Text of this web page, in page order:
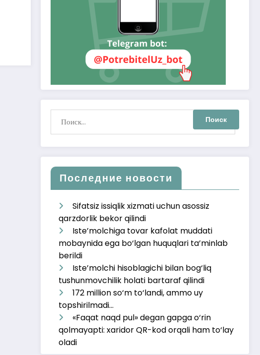
Последние новости
Sifatsiz issiqlik xizmati uchun asossiz
qarzdorlik bekor qilindi
Iste’molchiga tovar kafolat muddati
mobaynida ega bo‘lgan huquqlari ta’minlab
berildi
Iste’molchi hisoblagichi bilan bog‘liq
tushunmovchilik holati bartaraf qilindi
172 million so‘m to‘landi, ammo uy
topshirilmadi…
«Faqat naqd pul» degan gapga o‘rin
qolmayapti: xaridor QR-kod orqali ham to‘lay
oladi